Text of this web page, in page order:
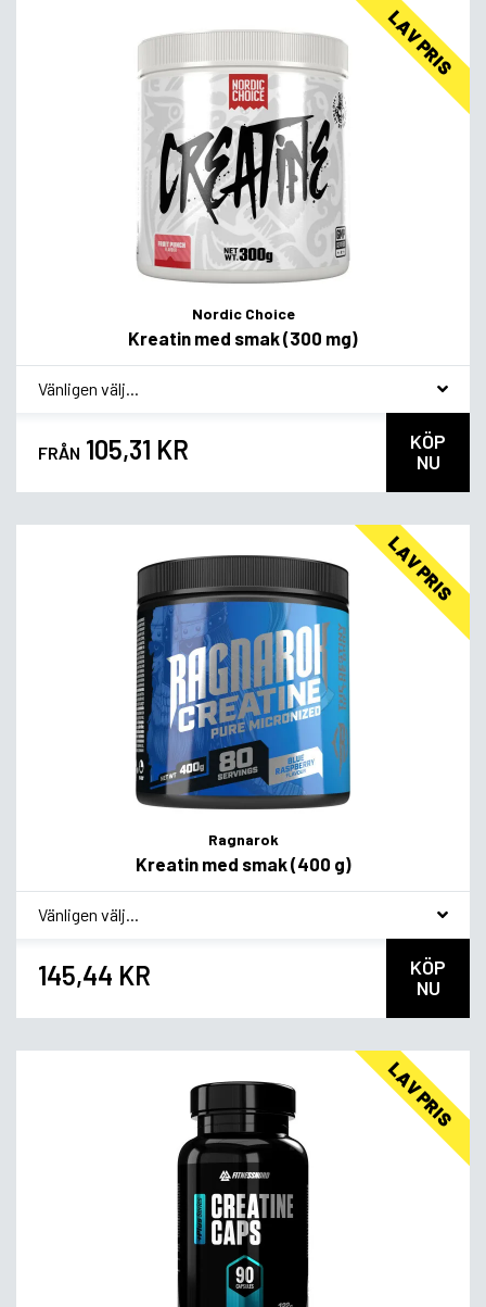
LAV PRIS
Nordic Choice
Kreatin med smak (300 mg)
* Smagsvariant
FRÅN 105,31 KR
KÖP
NU
LAV PRIS
Ragnarok
Kreatin med smak (400 g)
* Smagsvariant
145,44 KR
KÖP
NU
LAV PRIS